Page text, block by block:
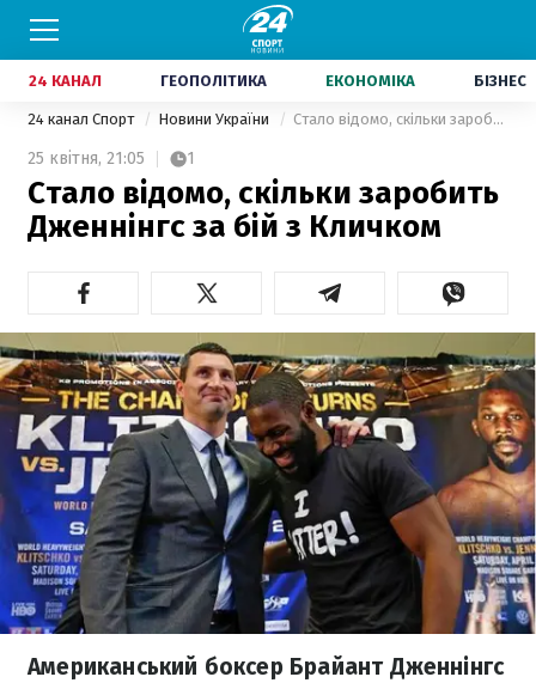
24 КАНАЛ ГЕОПОЛІТИКА ЕКОНОМІКА БІЗНЕС
24 канал Спорт Новини України Стало відомо, скільки заробить Дженнінгс за бій з Кличком
25 квітня, 21:05 1
Стало відомо, скільки заробить
Дженнінгс за бій з Кличком
Американський боксер Брайант Дженнінгс